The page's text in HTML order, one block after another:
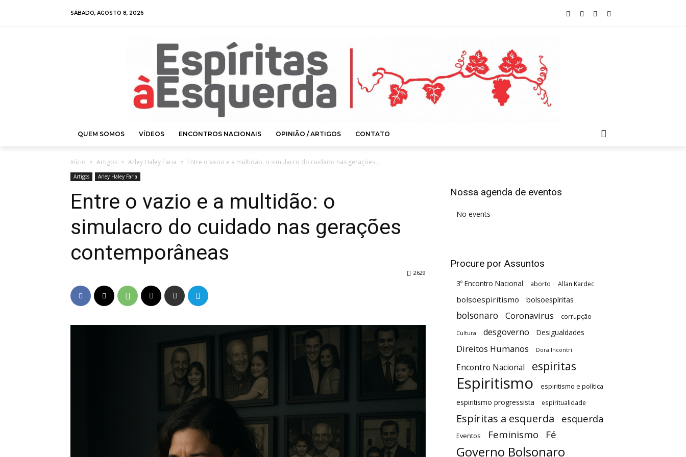
SÁBADO, AGOSTO 8, 2026
QUEM SOMOS VÍDEOS ENCONTROS NACIONAIS OPINIÃO / ARTIGOS CONTATO
Início Artigos Arley Haley Faria Entre o vazio e a multidão: o simulacro do cuidado nas gerações...
Artigos Arley Haley Faria
Entre o vazio e a multidão: o
simulacro do cuidado nas gerações
contemporâneas
2629
Nossa agenda de eventos
No events
Procure por Assuntos
3º Encontro Nacional aborto Allan Kardec
bolsoespiritismo bolsoespíritas
bolsonaro Coronavirus corrupção
Cultura desgoverno Desigualdades
Direitos Humanos Dora Incontri
Encontro Nacional espiritas
Espiritismo espiritismo e política
espiritismo progressista espiritualidade
Espíritas a esquerda esquerda
Eventos Feminismo Fé
Governo Bolsonaro